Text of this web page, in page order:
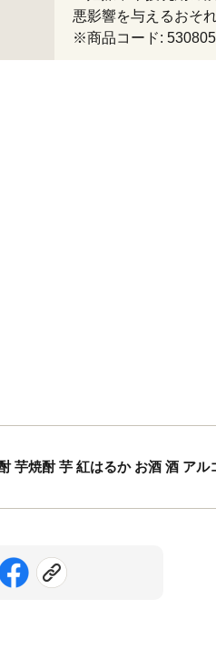
悪影響を与えるおそ
※商品コード:
芋焼酎 芋 紅はるか お酒 酒 ア